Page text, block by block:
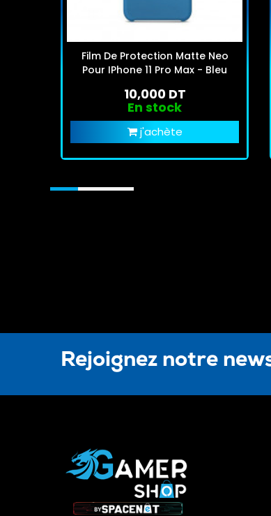
Film De Protection Matte Neo
Pour IPhone 11 Pro Max - Bleu
10,000 DT
En stock
j'achète
Rejoignez notre